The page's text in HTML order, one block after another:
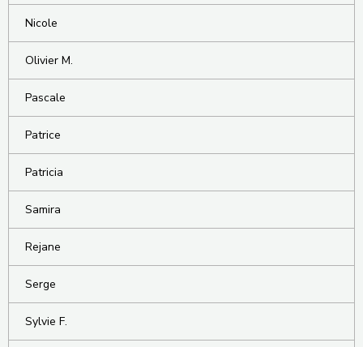
Nicole
Olivier M.
Pascale
Patrice
Patricia
Samira
Rejane
Serge
Sylvie F.